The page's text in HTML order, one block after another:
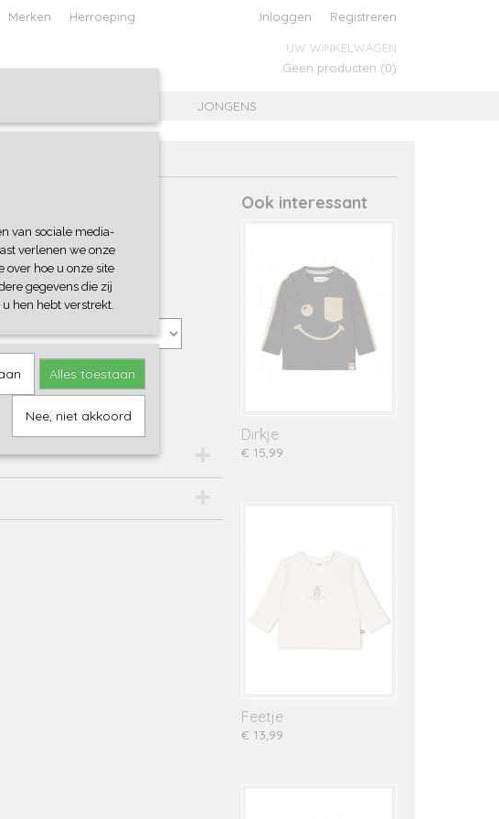
Merken Herroeping Inloggen Registreren
UW WINKELWAGEN
Geen producten (0)
JONGENS
Ook interessant
Dirkje
€ 15,99
Feetje
€ 13,99
van sociale media-
verlenen we onze
over hoe u onze site
gegevens die zij
hen hebt verstrekt.
Alles toestaan
Nee, niet akkoord